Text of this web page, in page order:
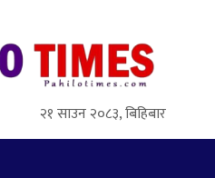
२१ साउन २०८३, बिहिबार